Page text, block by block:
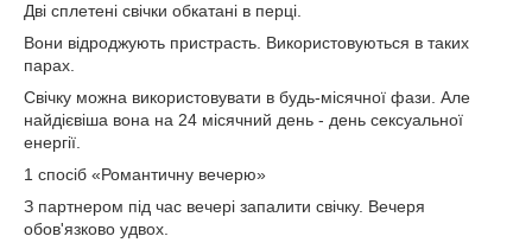
Дві сплетені свічки обкатані в перці.
Вони відроджують пристрасть. Використовуються в таких
парах.
Свічку можна використовувати в будь-місячної фази. Але
найдієвіша вона на 24 місячний день - день сексуальної
енергії.
1 спосіб «Романтичну вечерю»
З партнером під час вечері запалити свічку. Вечеря
обов'язково удвох.